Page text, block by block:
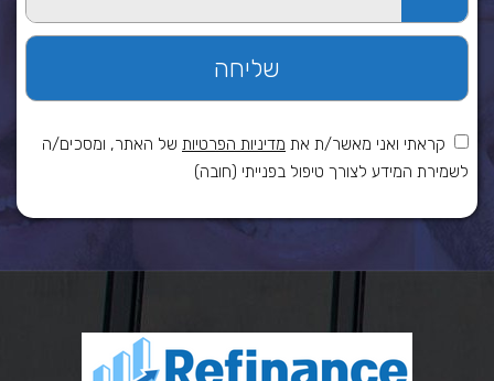
קראתי ואני מאשר/ת את מדיניות הפרטיות של האתר, ומסכים/ה
לשמירת המידע לצורך טיפול בפנייתי (חובה)